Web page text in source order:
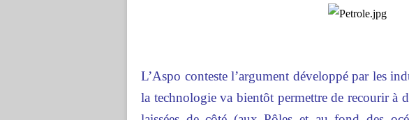
L’Aspo conteste l’argument développé par les
la technologie va bientôt permettre de recourir à